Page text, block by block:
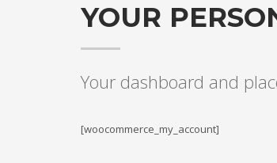
YOUR
Your dashboard and
[woocommerce_my_account]